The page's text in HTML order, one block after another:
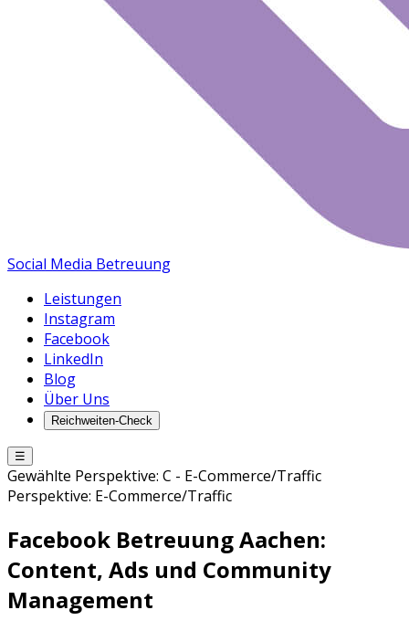
Social Media Betreuung
Leistungen
Instagram
Facebook
LinkedIn
Blog
Über Uns
Reichweiten-Check
☰
Gewählte Perspektive: C - E-Commerce/Traffic
Perspektive: E-Commerce/Traffic
Facebook BetreuungAachen:
Content, Ads und Community
Management